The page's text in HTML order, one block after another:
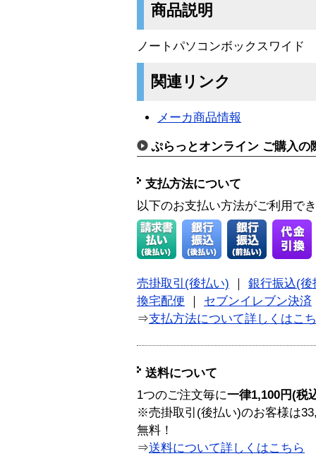
商品説明
ノートパソコンボックスワイド
関連リンク
メーカ商品情報
ぷらっとオンライン ご購入の
支払方法について
以下のお支払い方法がご利用で
売掛取引(後払い)
銀行振込(後
換宅配便
セブンイレブン決済
⇒支払方法について詳しくはこ
送料について
1つのご注文毎に一律1,100円(税
※売掛取引(後払い)のお客様は
無料！
⇒送料について詳しくはこちら